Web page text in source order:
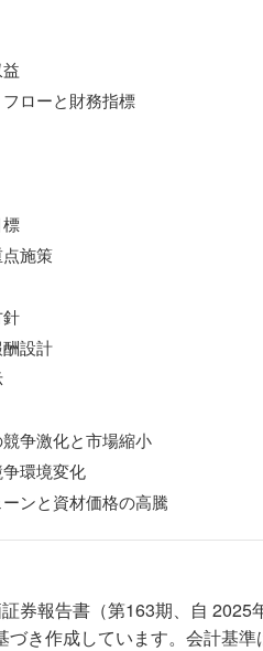
ローと財務指標
施策
設計
争激化と市場縮小
環境変化
ンと資材価格の高騰
券報告書（第163期、自
き作成しています。会計基準